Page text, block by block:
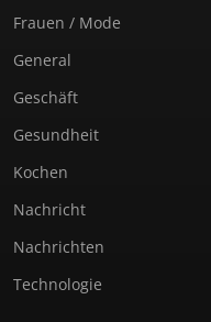
Frauen / Mode
General
Geschäft
Gesundheit
Kochen
Nachricht
Nachrichten
Technologie